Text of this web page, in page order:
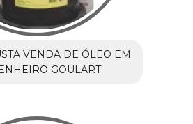
VENDA DE ÓLEO EM
GOULART